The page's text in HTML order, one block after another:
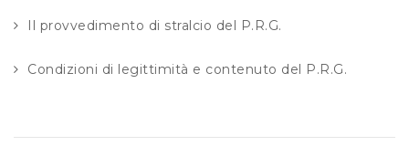
Il provvedimento di stralcio del P.R.G.
Condizioni di legittimità e contenuto del P.R.G.